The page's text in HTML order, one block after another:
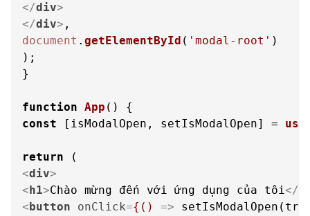
</div>
</div>
document . getElementById ( 'modal-root' )
);
}
function App (
const [isModalOpen, setIsModalOpen] =
return
<div>
<h1>Chào mừng đến với ứng dụng của tôi</
<button onClick={() =>